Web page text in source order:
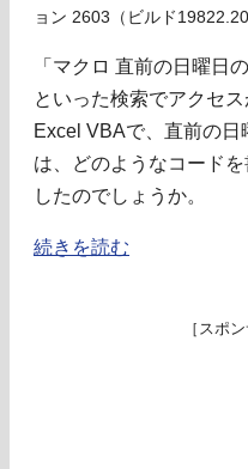
ョン 2603（ビルド
「マクロ 直前の日曜日
といった検索でアクセス
Excel VBAで、直前の
は、どのようなコード
したのでしょうか。
続きを読む
［スポ